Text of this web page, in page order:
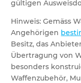
gültigen
Hinweis: Gemäss
Angehörigen
Besitz, das
Übertragung von
besonders
Waffenzubehör,